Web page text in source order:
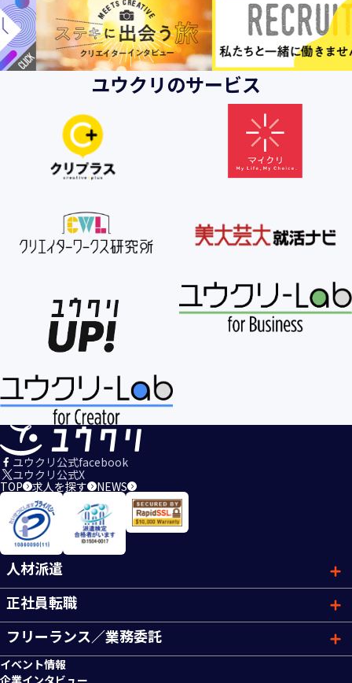
ユウクリのサービス
ユウクリ公式facebook
ユウクリ公式X
TOP 求人を探す NEWS
人材派遣
正社員転職
フリーランス／業務委託
イベント情報